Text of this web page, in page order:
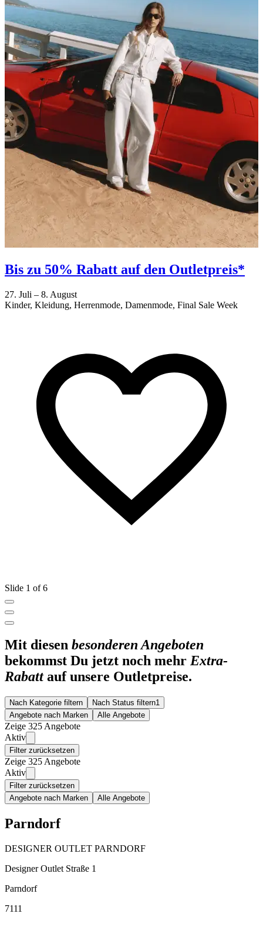
Bis zu 50% Rabatt auf den Outletpreis*
27. Juli – 8. August
Kinder, Kleidung, Herrenmode, Damenmode, Final Sale Week
Slide 1 of 6
Mit diesen besonderen Angeboten
bekommst Du jetzt noch mehr Extra-
Rabattauf unsere Outletpreise.
Nach Kategorie filtern Nach Status filtern1
Angebote nach Marken
Alle Angebote
Zeige 325 Angebote
Aktiv
Filter zurücksetzen
Zeige 325 Angebote
Aktiv
Filter zurücksetzen
Angebote nach Marken
Alle Angebote
Parndorf
DESIGNER OUTLET PARNDORF
Designer Outlet Straße 1
Parndorf
7111